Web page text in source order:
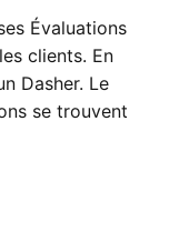
Évaluations
clients. En
Dasher. Le
se trouvent